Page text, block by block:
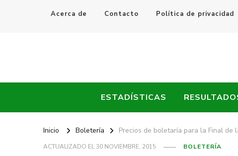
Acerca de Contacto Política de privacidad
Every Fútbol
ESTADÍSTICAS
Inicio Boletería Precios de boletaría para la Final de
ACTUALIZADO EL30 NOVIEMBRE, 2015 BOLETERÍA